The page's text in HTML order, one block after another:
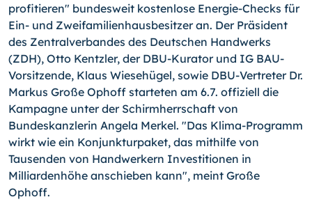
profitieren" bundesweit kostenlose Energie-Checks für
Ein- und Zweifamilienhausbesitzer an. Der Präsident
des Zentralverbandes des Deutschen Handwerks
(ZDH), Otto Kentzler, der DBU-Kurator und IG BAU-
Vorsitzende, Klaus Wiesehügel, sowie DBU-Vertreter Dr.
Markus Große Ophoff starteten am 6.7. offiziell die
Kampagne unter der Schirmherrschaft von
Bundeskanzlerin Angela Merkel. "Das Klima-Programm
wirkt wie ein Konjunkturpaket, das mithilfe von
Tausenden von Handwerkern Investitionen in
Milliardenhöhe anschieben kann", meint Große
Ophoff.